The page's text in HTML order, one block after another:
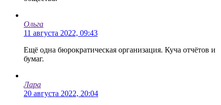
Ольга
11 августа 2022, 09:43
Ещё одна бюрократическая организация. Куча отчётов и
бумаг.
Лара
20 августа 2022, 20:04